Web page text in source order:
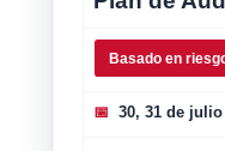
Basado en
📅 30, 31 de